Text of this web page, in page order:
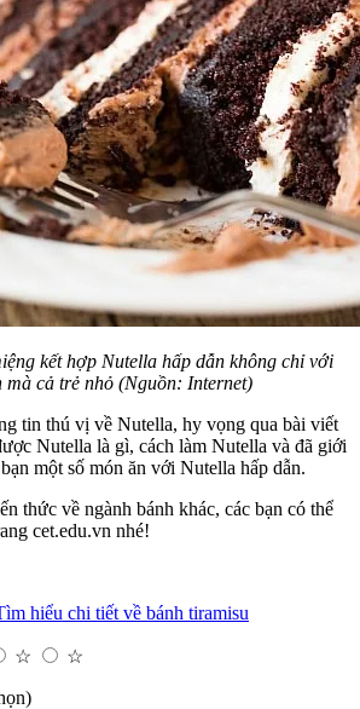
kết hợp Nutella hấp dẫn không chỉ với
cả trẻ nhỏ (Nguồn: Internet)
tin thú vị về Nutella, hy vọng qua bài viết
Nutella là gì, cách làm Nutella và đã giới
một số món ăn với Nutella hấp dẫn.
thức về ngành bánh khác, các bạn có thể
cet.edu.vn nhé!
hiểu chi tiết về bánh tiramisu
☆
☆